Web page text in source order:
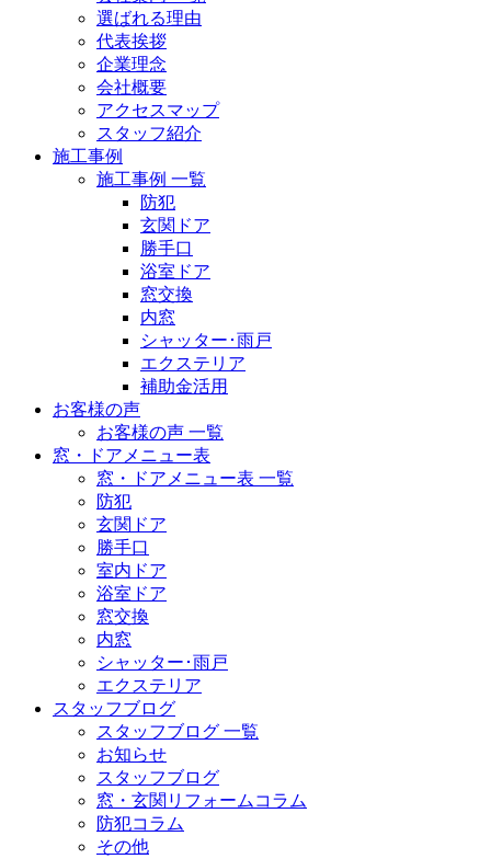
選ばれる理由
代表挨拶
企業理念
会社概要
アクセスマップ
スタッフ紹介
施工事例
施工事例 一覧
防犯
玄関ドア
勝手口
浴室ドア
窓交換
内窓
シャッター･雨戸
エクステリア
補助金活用
お客様の声
お客様の声 一覧
窓・ドアメニュー表
窓・ドアメニュー表 一覧
防犯
玄関ドア
勝手口
室内ドア
浴室ドア
窓交換
内窓
シャッター･雨戸
エクステリア
スタッフブログ
スタッフブログ 一覧
お知らせ
スタッフブログ
窓・玄関リフォームコラム
防犯コラム
その他